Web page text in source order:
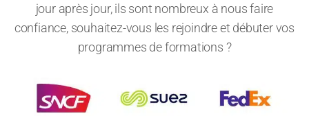
jour après jour, ils sont nombreux à nous faire
confiance, souhaitez-vous les rejoindre et débuter vos
programmes de formations ?